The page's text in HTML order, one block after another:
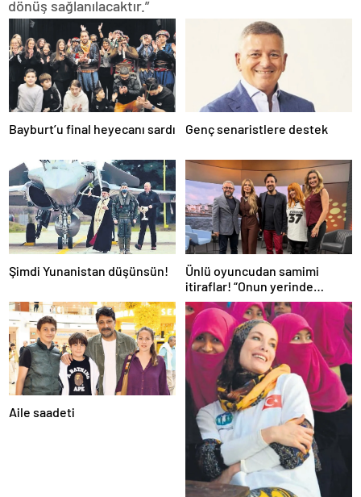
dönüş sağlanılacaktır.”
Bayburt’u final heyecanı sardı Genç senaristlere destek
Şimdi Yunanistan düşünsün!
Ünlü oyuncudan samimi
itiraflar! “Onun yerinde
olsaydım diye çok düşündüm”
Aile saadeti